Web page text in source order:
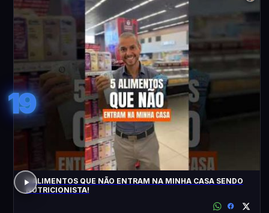
19
5 ALIMENTOS QUE NÃO ENTRAM NA MINHA CASA SENDO
NUTRICIONISTA!